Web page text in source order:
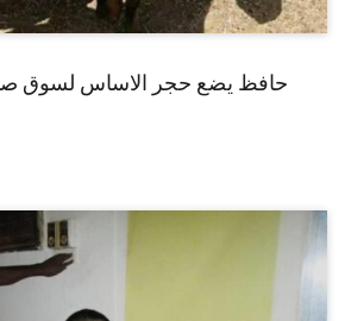
حافظ يضع حجر الاساس لسوق